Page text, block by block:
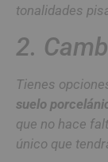
tonalidades
2.
Tienes
suelo
que no hace
único que